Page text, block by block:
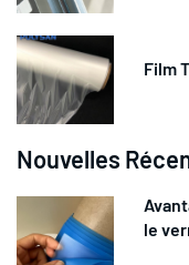
Film
Nouvelles
le